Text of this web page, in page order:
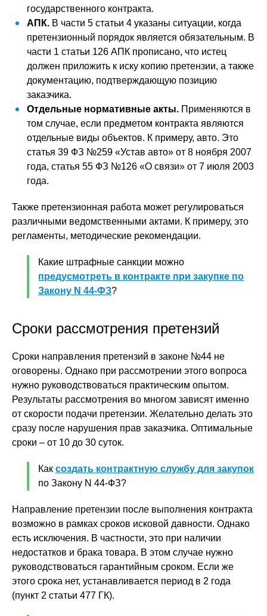
государственного контракта.
АПК. В части 5 статьи 4 указаны ситуации, когда
претензионный порядок является обязательным. В
части 1 статьи 126 АПК прописано, что истец
должен приложить к иску копию претензии, а также
документацию, подтверждающую позицию
заказчика.
Отдельные нормативные акты. Применяются в
том случае, если предметом контракта являются
отдельные виды объектов. К примеру, авто. Это
статья 39 ФЗ №259 «Устав авто» от 8 ноября 2007
года, статья 55 ФЗ №126 «О связи» от 7 июля 2003
года.
Также претензионная работа может регулироваться
различными ведомственными актами. К примеру, это
регламенты, методические рекомендации.
Какие штрафные санкции можно
предусмотреть в контракте при закупке по
Закону N 44-ФЗ?
Сроки рассмотрения претензий
Сроки направления претензий в законе №44 не
оговорены. Однако при рассмотрении этого вопроса
нужно руководствоваться практическим опытом.
Результаты рассмотрения во многом зависят именно
от скорости подачи претензии. Желательно делать это
сразу после нарушения прав заказчика. Оптимальные
сроки – от 10 до 30 суток.
Как создать контрактную службу для закупок
по Закону N 44-ФЗ?
Направление претензии после выполнения контракта
возможно в рамках сроков исковой давности. Однако
есть исключения. В частности, это при наличии
недостатков и брака товара. В этом случае нужно
руководствоваться гарантийным сроком. Если же
этого срока нет, устанавливается период в 2 года
(пункт 2 статьи 477 ГК).